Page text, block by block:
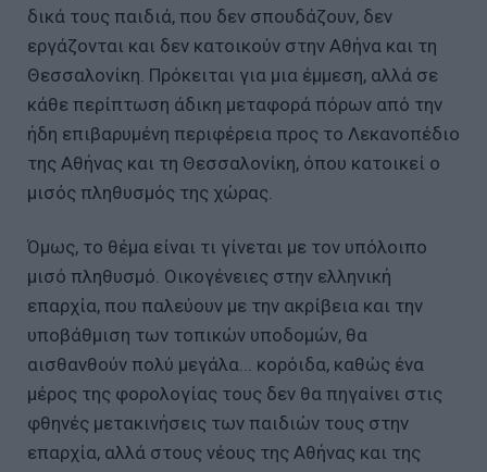
δικά τους παιδιά, που δεν σπουδάζουν, δεν
εργάζονται και δεν κατοικούν στην Αθήνα και τη
Θεσσαλονίκη. Πρόκειται για μια έμμεση, αλλά σε
κάθε περίπτωση άδικη μεταφορά πόρων από την
ήδη επιβαρυμένη περιφέρεια προς το Λεκανοπέδιο
της Αθήνας και τη Θεσσαλονίκη, όπου κατοικεί ο
μισός πληθυσμός της χώρας.
Όμως, το θέμα είναι τι γίνεται με τον υπόλοιπο
μισό πληθυσμό. Οικογένειες στην ελληνική
επαρχία, που παλεύουν με την ακρίβεια και την
υποβάθμιση των τοπικών υποδομών, θα
αισθανθούν πολύ μεγάλα... κορόιδα, καθώς ένα
μέρος της φορολογίας τους δεν θα πηγαίνει στις
φθηνές μετακινήσεις των παιδιών τους στην
επαρχία, αλλά στους νέους της Αθήνας και της